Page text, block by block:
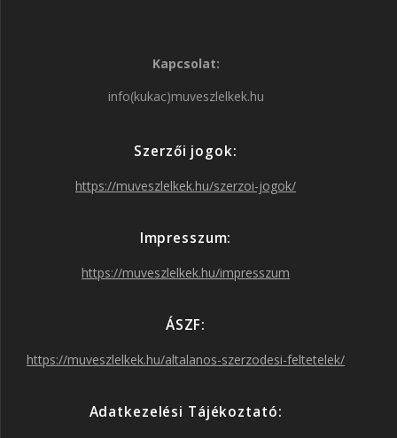
o
s
r
a
m
r
Kapcsolat:
info(kukac)muveszlelkek.hu
Szerzői jogok:
https://muveszlelkek.hu/szerzoi-jogok/
Impresszum:
https://muveszlelkek.hu/impresszum
ÁSZF:
https://muveszlelkek.hu/altalanos-szerzodesi-feltetelek/
Adatkezelési Tájékoztató: